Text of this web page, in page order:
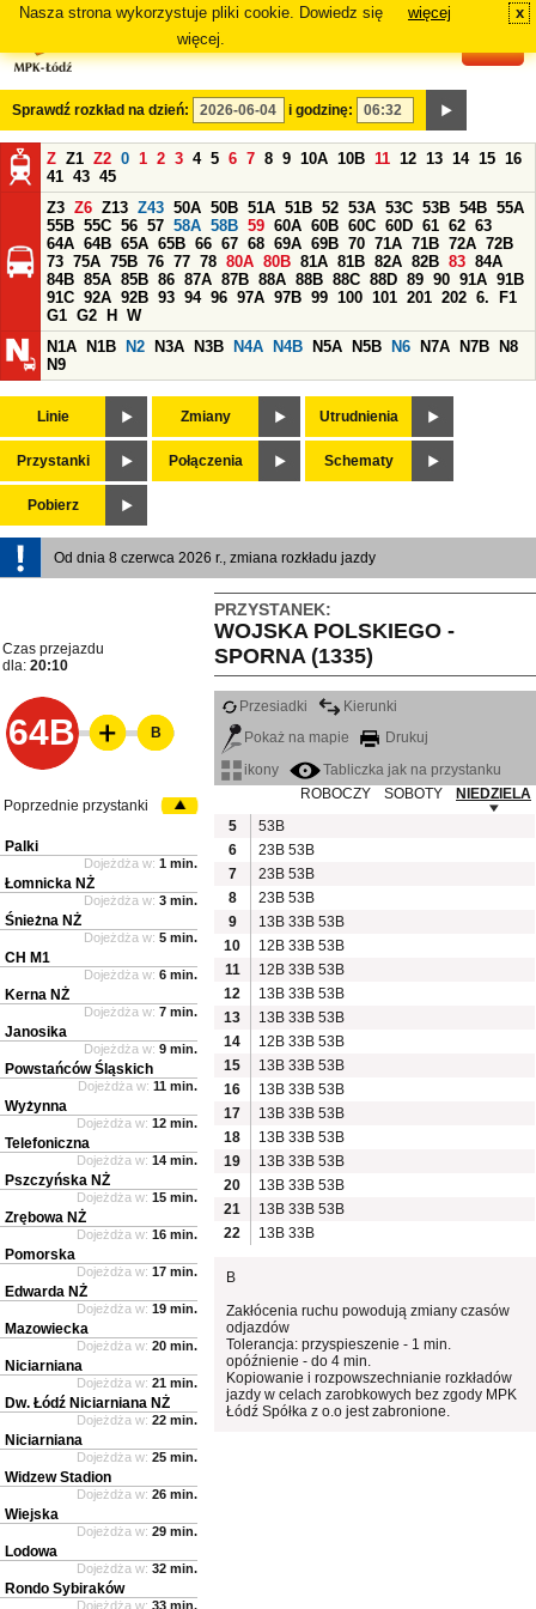
Nasza strona wykorzystuje pliki cookie. Dowiedz się
więcej.
więcej x
Sprawdź rozkład na dzień: i godzinę:
Z Z1 Z2 0 1 2 3 4 5 6 7 8 9 10A 10B 11 12 13 14 15 16
41 43 45
Z3 Z6 Z13 Z43 50A 50B 51A 51B 52 53A 53C 53B 54B 55A
55B 55C 56 57 58A 58B 59 60A 60B 60C 60D 61 62 63
64A 64B 65A 65B 66 67 68 69A 69B 70 71A 71B 72A 72B
73 75A 75B 76 77 78 80A 80B 81A 81B 82A 82B 83 84A
84B 85A 85B 86 87A 87B 88A 88B 88C 88D 89 90 91A 91B
91C 92A 92B 93 94 96 97A 97B 99 100 101 201 202 6.
F1
G1 G2 H
W
N1A
N1B N2 N3A N3B N4A N4B N5A N5B N6 N7A N7B
N8
N9
Linie Zmiany Utrudnienia
Przystanki Połączenia Schematy
Pobierz
Od dnia 8 czerwca 2026 r., zmiana rozkładu jazdy
PRZYSTANEK:
WOJSKA POLSKIEGO -
SPORNA (1335)
Czas przejazdu
dla: 20:10
64B
Przesiadki
Kierunki
Pokaż na mapie
Drukuj
ikony
Tabliczka jak na przystanku
ROBOCZY
SOBOTY
NIEDZIELA
5
53B
6
23B 53B
7
23B 53B
8
23B 53B
9
13B 33B 53B
10
12B 33B 53B
11
12B 33B 53B
12
13B 33B 53B
13
13B 33B 53B
14
12B 33B 53B
15
13B 33B 53B
16
13B 33B 53B
17
13B 33B 53B
18
13B 33B 53B
19
13B 33B 53B
20
13B 33B 53B
21
13B 33B 53B
22
13B 33B
B
Zakłócenia ruchu powodują zmiany czasów
odjazdów
Tolerancja: przyspieszenie - 1 min.
opóźnienie - do 4 min.
Kopiowanie i rozpowszechnianie rozkładów
jazdy w celach zarobkowych bez zgody MPK
Łódź Spółka z o.o jest zabronione.
B
Poprzednie przystanki
Palki
Dojeżdża w: 1 min.
Łomnicka NŻ
Dojeżdża w: 3 min.
Śnieżna NŻ
Dojeżdża w: 5 min.
CH M1
Dojeżdża w: 6 min.
Kerna NŻ
Dojeżdża w: 7 min.
Janosika
Dojeżdża w: 9 min.
Powstańców Śląskich
Dojeżdża w: 11 min.
Wyżynna
Dojeżdża w: 12 min.
Telefoniczna
Dojeżdża w: 14 min.
Pszczyńska NŻ
Dojeżdża w: 15 min.
Zrębowa NŻ
Dojeżdża w: 16 min.
Pomorska
Dojeżdża w: 17 min.
Edwarda NŻ
Dojeżdża w: 19 min.
Mazowiecka
Dojeżdża w: 20 min.
Niciarniana
Dojeżdża w: 21 min.
Dw. Łódź Niciarniana NŻ
Dojeżdża w: 22 min.
Niciarniana
Dojeżdża w: 25 min.
Widzew Stadion
Dojeżdża w: 26 min.
Wiejska
Dojeżdża w: 29 min.
Lodowa
Dojeżdża w: 32 min.
Rondo Sybiraków
Dojeżdża w: 33 min.